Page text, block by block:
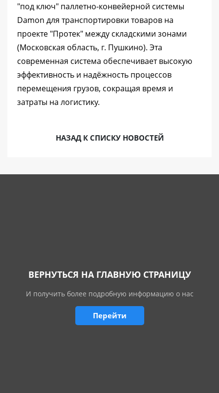
"под ключ" паллетно-конвейерной системы
Damon для транспортировки товаров на
проекте "Протек" между складскими зонами
(Московская область, г. Пушкино). Эта
современная система обеспечивает высокую
эффективность и надёжность процессов
перемещения грузов, сокращая время и
затраты на логистику.
НАЗАД К СПИСКУ НОВОСТЕЙ
ВЕРНУТЬСЯ НА ГЛАВНУЮ СТРАНИЦУ
И получить более подробную информацию о нас
Перейти